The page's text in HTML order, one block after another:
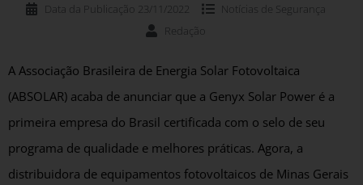
Data da Publicação 23/11/2022 Notícias de
Segurança
Redação
A Associação Brasileira de Energia Solar Fotovoltaica
(ABSOLAR) acaba de anunciar que a Genyx Solar Power é a
primeira empresa do Brasil certificada com o selo de seu
programa de qualidade e melhores práticas. Agora, a
distribuidora de equipamentos fotovoltaicos de Minas Gerais